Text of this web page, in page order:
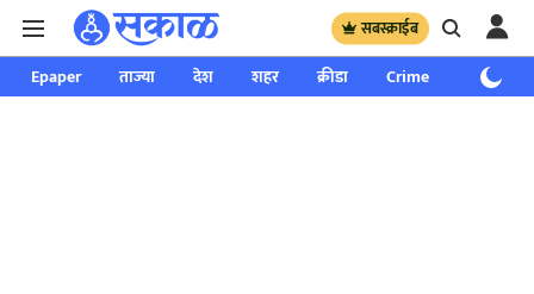
सबस्क्राईब
Epaper ताज्या देश शहर क्रीडा Crime साप्ताहिक